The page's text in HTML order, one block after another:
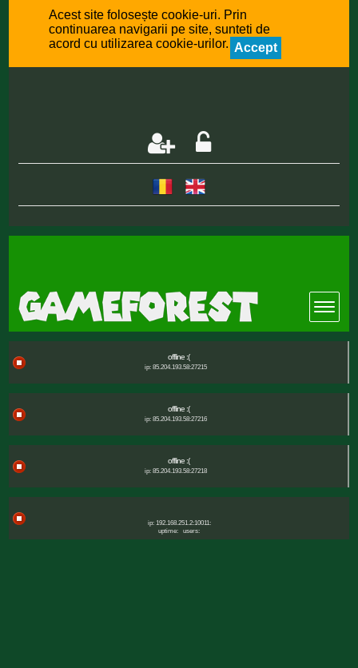
Acest site folosește cookie-uri. Prin
continuarea navigarii pe site, sunteti de
acord cu utilizarea cookie-urilor. Accept
offline :(
ip: 85.204.193.58:27215
offline :(
ip: 85.204.193.58:27216
offline :(
ip: 85.204.193.58:27218
ip: 192.168.251.2:10011:
uptime:
users: